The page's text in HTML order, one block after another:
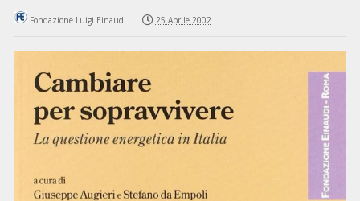
Fondazione Luigi Einaudi 25 Aprile 2002